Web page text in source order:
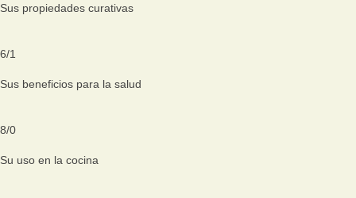
Sus propiedades curativas
6/1
Sus beneficios para la salud
8/0
Su uso en la cocina